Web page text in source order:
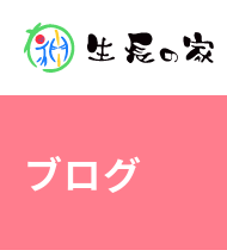
ブログ